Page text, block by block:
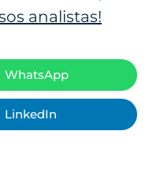
analistas!
WhatsApp
LinkedIn